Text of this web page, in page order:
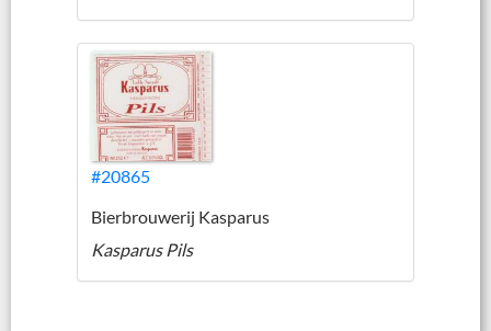
#20865
Bierbrouwerij Kasparus
Kasparus Pils